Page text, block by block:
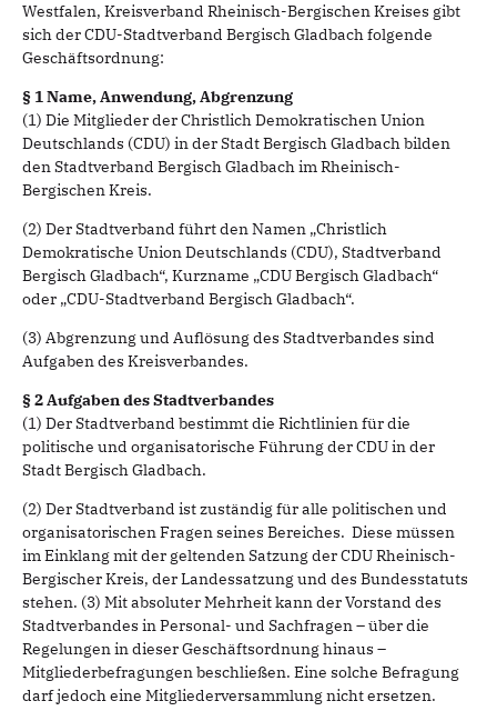
Westfalen, Kreisverband Rheinisch-Bergischen Kreises gibt
sich der CDU-Stadtverband Bergisch Gladbach folgende
Geschäftsordnung:
§ 1 Name, Anwendung, Abgrenzung
(1) Die Mitglieder der Christlich Demokratischen Union
Deutschlands (CDU) in der Stadt Bergisch Gladbach bilden
den Stadtverband Bergisch Gladbach im Rheinisch-
Bergischen Kreis.
(2) Der Stadtverband führt den Namen „Christlich
Demokratische Union Deutschlands (CDU), Stadtverband
Bergisch Gladbach“, Kurzname „CDU Bergisch Gladbach“
oder „CDU-Stadtverband Bergisch Gladbach“.
(3) Abgrenzung und Auflösung des Stadtverbandes sind
Aufgaben des Kreisverbandes.
§ 2 Aufgaben des Stadtverbandes
(1) Der Stadtverband bestimmt die Richtlinien für die
politische und organisatorische Führung der CDU in der
Stadt Bergisch Gladbach.
(2) Der Stadtverband ist zuständig für alle politischen und
organisatorischen Fragen seines Bereiches. Diese müssen
im Einklang mit der geltenden Satzung der CDU Rheinisch-
Bergischer Kreis, der Landessatzung und des Bundesstatuts
stehen. (3) Mit absoluter Mehrheit kann der Vorstand des
Stadtverbandes in Personal- und Sachfragen – über die
Regelungen in dieser Geschäftsordnung hinaus –
Mitgliederbefragungen beschließen. Eine solche Befragung
darf jedoch eine Mitgliederversammlung nicht ersetzen.